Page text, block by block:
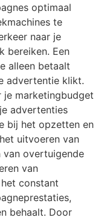
optimaal
te
naar je
bereiken. Een
alleen betaalt
advertentie klikt.
marketingbudget
advertenties
bij het opzetten en
uitvoeren van
overtuigende
van
het constant
behaalt. Door